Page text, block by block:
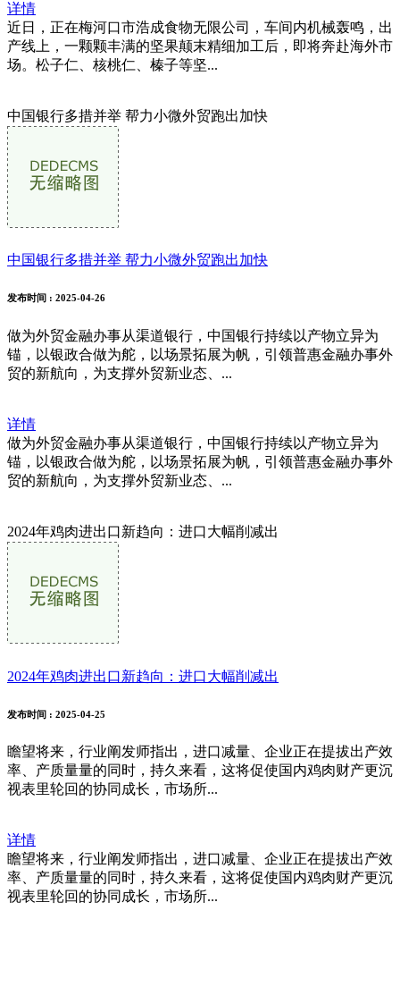
详情
近日，正在梅河口市浩成食物无限公司，车间内机械轰鸣，出
产线上，一颗颗丰满的坚果颠末精细加工后，即将奔赴海外市
场。松子仁、核桃仁、榛子等坚...
中国银行多措并举 帮力小微外贸跑出加快
中国银行多措并举 帮力小微外贸跑出加快
发布时间 : 2025-04-26
做为外贸金融办事从渠道银行，中国银行持续以产物立异为
锚，以银政合做为舵，以场景拓展为帆，引领普惠金融办事外
贸的新航向，为支撑外贸新业态、...
详情
做为外贸金融办事从渠道银行，中国银行持续以产物立异为
锚，以银政合做为舵，以场景拓展为帆，引领普惠金融办事外
贸的新航向，为支撑外贸新业态、...
2024年鸡肉进出口新趋向：进口大幅削减出
2024年鸡肉进出口新趋向：进口大幅削减出
发布时间 : 2025-04-25
瞻望将来，行业阐发师指出，进口减量、企业正在提拔出产效
率、产质量量的同时，持久来看，这将促使国内鸡肉财产更沉
视表里轮回的协同成长，市场所...
详情
瞻望将来，行业阐发师指出，进口减量、企业正在提拔出产效
率、产质量量的同时，持久来看，这将促使国内鸡肉财产更沉
视表里轮回的协同成长，市场所...